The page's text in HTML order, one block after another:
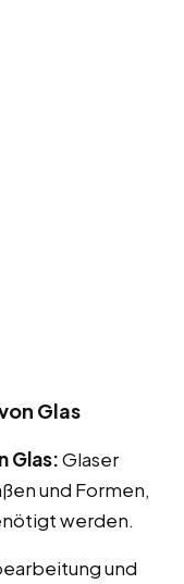
Glas
Glas:Glaser
und Formen,
werden.
und